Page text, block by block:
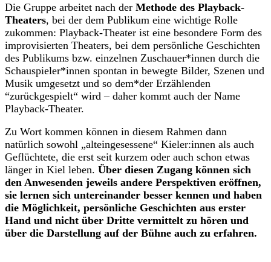
Die Gruppe arbeitet nach der Methode des Playback-
Theaters, bei der dem Publikum eine wichtige Rolle
zukommen: Playback-Theater ist eine besondere Form des
improvisierten Theaters, bei dem persönliche Geschichten
des Publikums bzw. einzelnen Zuschauer*innen durch die
Schauspieler*innen spontan in bewegte Bilder, Szenen und
Musik umgesetzt und so dem*der Erzählenden
“zurückgespielt“ wird – daher kommt auch der Name
Playback-Theater.
Zu Wort kommen können in diesem Rahmen dann
natürlich sowohl „alteingesessene“ Kieler:innen als auch
Geflüchtete, die erst seit kurzem oder auch schon etwas
länger in Kiel leben. Über diesen Zugang können sich
den Anwesenden jeweils andere Perspektiven eröffnen,
sie lernen sich untereinander besser kennen und haben
die Möglichkeit, persönliche Geschichten aus erster
Hand und nicht über Dritte vermittelt zu hören und
über die Darstellung auf der Bühne auch zu erfahren.